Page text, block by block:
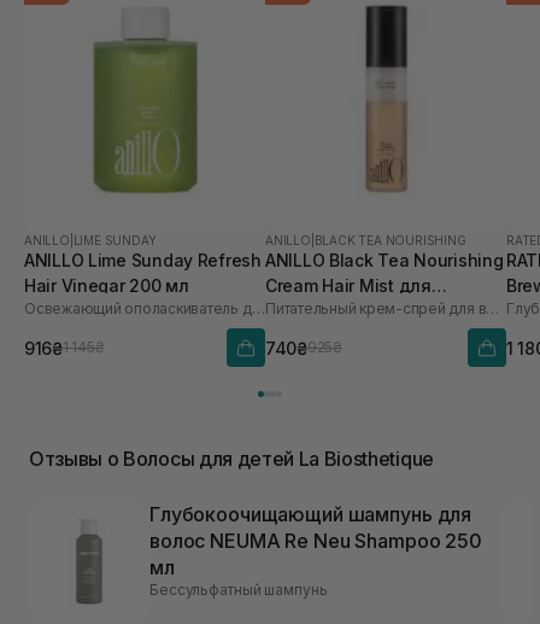
ANILLO LIME SUNDAY
ANILLO Lime Sunday Refresh
Hair Vinegar 200 мл
Освежающий ополаскиватель для волос
916₴1 145₴
ANILLO BLACK TEA NOURISHING
ANILLO Black Tea Nourishing
Cream Hair Mist для
зволоження та
розгладження волосся 70
мл
Питательный крем-спрей для волос
740₴925₴
1
Отзывы о Волосы для детей La Biosthetique
Глубокоочищающий шампунь для
волос NEUMA Re Neu Shampoo 250
мл
Бессульфатный шампунь